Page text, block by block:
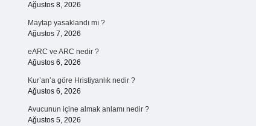
Ağustos 8, 2026
Maytap yasaklandı mı ?
Ağustos 7, 2026
eARC ve ARC nedir ?
Ağustos 6, 2026
Kur’an’a göre Hristiyanlık nedir ?
Ağustos 6, 2026
Avucunun içine almak anlamı nedir ?
Ağustos 5, 2026